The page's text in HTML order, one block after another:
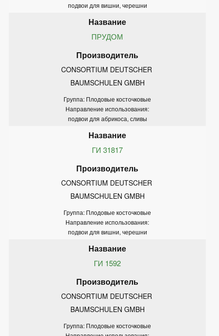
подвои для вишни, черешни
ПРУДОМ
CONSORTIUM DEUTSCHER
BAUMSCHULEN GMBH
Группа: Плодовые косточковые
Направление использования:
подвои для абрикоса, сливы
ГИ 31817
CONSORTIUM DEUTSCHER
BAUMSCHULEN GMBH
Группа: Плодовые косточковые
Направление использования:
подвои для вишни, черешни
ГИ 1592
CONSORTIUM DEUTSCHER
BAUMSCHULEN GMBH
Группа: Плодовые косточковые